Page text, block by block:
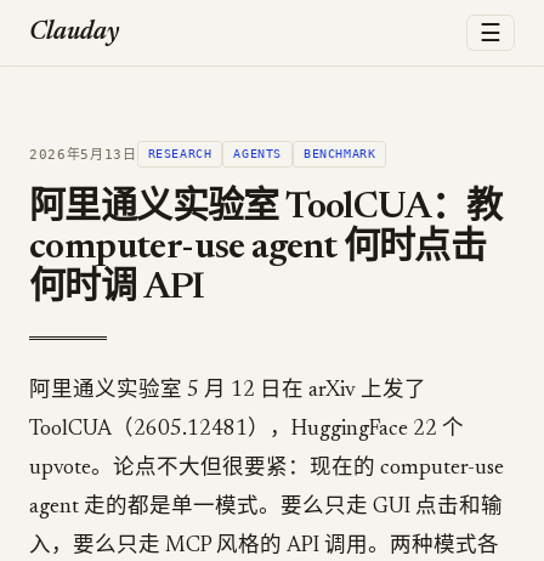
Clauday ☰
2026年5月13日 RESEARCH AGENTS BENCHMARK
阿里通义实验室 ToolCUA：教
computer-use agent 何时点击
何时调 API
阿里通义实验室 5 月 12 日在 arXiv 上发了
ToolCUA（2605.12481），HuggingFace 22 个
upvote。论点不大但很要紧：现在的 computer-use
agent 走的都是单一模式。要么只走 GUI 点击和输
入，要么只走 MCP 风格的 API 调用。两种模式各